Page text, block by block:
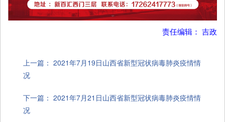
责任编辑： 吉政
上一篇： 2021年7月19日山西省新型冠状病毒肺炎疫情情
况
下一篇： 2021年7月21日山西省新型冠状病毒肺炎疫情情
况